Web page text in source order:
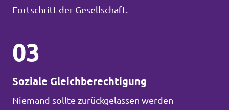
Fortschritt der Gesellschaft.
03
Soziale Gleichberechtigung
Niemand sollte zurückgelassen werden -